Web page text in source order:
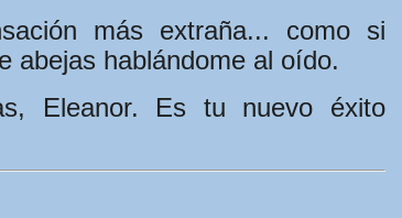
más extraña... como si
abejas hablándome al oído.
Eleanor. Es tu nuevo éxito